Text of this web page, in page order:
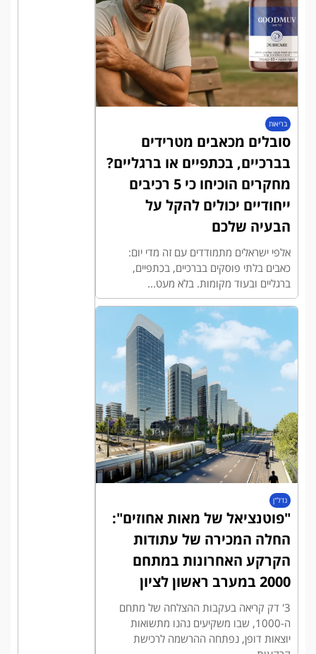
בריאות
סובלים מכאבים מטרידים
בברכיים, בכתפיים או ברגליים?
מחקרים הוכיחו כי 5 רכיבים
ייחודיים יכולים להקל על
הבעיה שלכם
אלפי ישראלים מתמודדים עם זה מדי יום:
כאבים בלתי פוסקים בברכיים, בכתפיים,
ברגליים ובעוד מקומות. בלא מעט...
נדל"ן
"פוטנציאל של מאות אחוזים":
החלה המכירה של עתודות
הקרקע האחרונות במתחם
2000 במערב ראשון לציון
3' דק קריאה בעקבות ההצלחה של מתחם
ה-1000, שבו משקיעים נהנו מתשואות
יוצאות דופן, נפתחה ההרשמה לרכישת